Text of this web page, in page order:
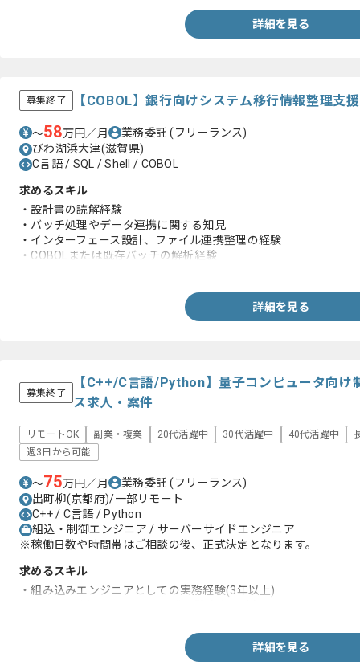
詳細を見る
募集終了 【COBOL】銀行向けシステム移行情報整理支
〜58万円／月 業務委託(フリーランス)
びわ湖浜大津(滋賀県)
C言語 / SQL / Shell / COBOL
求めるスキル
・設計書の読解経験
・バッチ処理やデータ連携に関する知見
・インターフェース設計、ファイル連携整理の経験
・COBOLまたは既存バッチの解析経験
詳細を見る
募集終了
【C++/C言語/Python】量子コンピュータ向け
ス求人・案件
リモートOK 副業・複業 20代活躍中 30代活躍中 40代活躍中
週3日から可能
〜75万円／月 業務委託(フリーランス)
出町柳(京都府)/一部リモート
C++ / C言語 / Python
組込・制御エンジニア / サーバーサイドエンジニア
※稼働日数や時間帯はご相談の後、正式決定となります。
求めるスキル
・組み込みエンジニアとしての実務経験(3年以上)
詳細を見る